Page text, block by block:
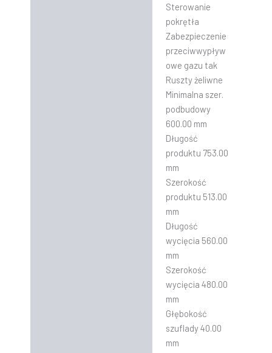
Sterowanie
pokrętła
Zabezpieczenie
przeciwwypływ
owe gazu tak
Ruszty żeliwne
Minimalna szer.
podbudowy
600.00 mm
Długość
produktu 753.00
mm
Szerokość
produktu 513.00
mm
Długość
wycięcia 560.00
mm
Szerokość
wycięcia 480.00
mm
Głębokość
szuflady 40.00
mm